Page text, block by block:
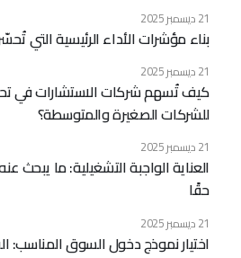
بناء مؤشرات الأداء الرئيسية التي
21 ديسمبر 2025
كيف تُسهم شركات الاستشارات في
للشركات الصغيرة والمتوسطة؟
21 ديسمبر 2025
العناية الواجبة التشغيلية: ما يبحث
حقًا
21 ديسمبر 2025
اختيار نموذج دخول السوق المناسب:
21 ديسمبر 2025